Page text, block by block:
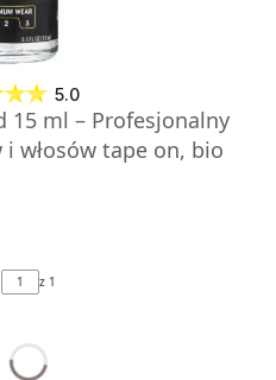
5.0
15 ml – Profesjonalny
włosów tape on, bio
z 1